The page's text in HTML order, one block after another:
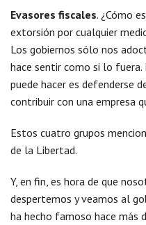
Evasores fiscales. ¿Cómo
extorsión por cualquier
Los gobiernos sólo nos
hace sentir como si lo
puede hacer es defenderse
contribuir con una empresa
Estos cuatro grupos
de la Libertad.
Y, en fin, es hora de que
despertemos y veamos al
ha hecho famoso hace más